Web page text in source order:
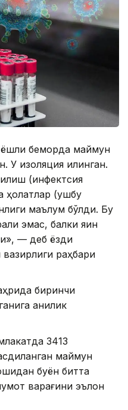
беморда маймун
У изоляция қилинган.
(инфектсия
ҳолатлар (ушбу
маълум бўлди. Бу
эмас, балки яқин
— деб ёзди
вазирлиги раҳбари
биринчи
аниқлик
3413
маймун
буён битта
варағини эълон